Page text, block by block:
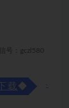
号：gczl580
载◆